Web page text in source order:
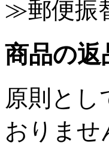
≫郵便振
商品の返
原則とし
おりませ